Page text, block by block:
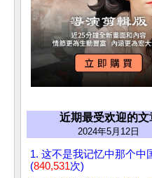
近期最受欢迎的文
2024年5月12日
1. 这不是我记忆中那个中
(840,531次)